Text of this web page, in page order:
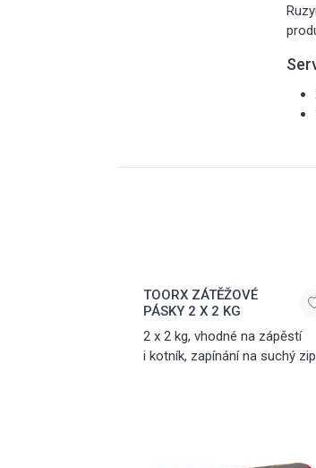
TOORX ZÁTĚŽOVÉ
PÁSKY 2 X 2 KG
2 x 2 kg, vhodné na zápěstí
i kotník, zapínání na suchý